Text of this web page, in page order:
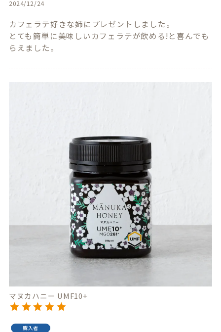
2024/12/24
カフェラテ好きな姉にプレゼントしました。
とても簡単に美味しいカフェラテが飲める!と喜んでも
らえました。
マヌカハニー UMF10+
購入者